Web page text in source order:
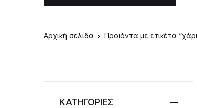
Αρχική σελίδα Προϊόντα με ετικέτα
ΚΑΤΗΓΟΡΙΕΣ